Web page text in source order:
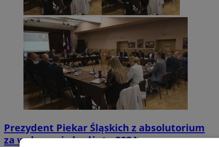
Prezydent Piekar Śląskich z absolutorium
za wykonanie budżetu 2024